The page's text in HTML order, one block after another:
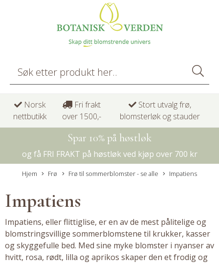
Norsk
nettbutikk
Fri frakt
over 1500,-
Stort utvalg frø,
blomsterløk og stauder
Spar 10% på høstløk
og få FRI FRAKT på høstløk ved kjøp over 700 kr
Hjem Frø Frø til sommerblomster - se alle Impatiens
Impatiens
Impatiens, eller flittiglise, er en av de mest pålitelige og
blomstringsvillige sommerblomstene til krukker, kasser
og skyggefulle bed. Med sine myke blomster i nyanser av
hvitt, rosa, rødt, lilla og aprikos skaper den et frodig og